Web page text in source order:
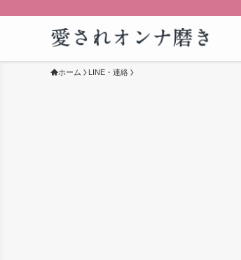
ホーム LINE・連絡